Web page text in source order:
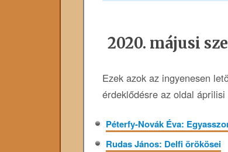
2020. májusi
Ezek azok az ingyenesen
érdeklődésre az oldal
Péterfy-Novák Éva:
Rudas János: Delfi örökösei